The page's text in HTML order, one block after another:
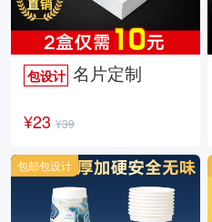
包设计 名片定制
¥23 ¥39
包邮包设计